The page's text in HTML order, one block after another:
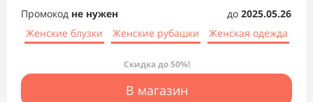
Промокод не нужен до 2025.05.26
Женские блузки
Женские рубашки Женская одежда
Скидка до 50%!
В магазин